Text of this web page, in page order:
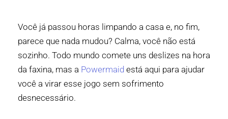
Você já passou horas limpando a casa e, no fim,
parece que nada mudou? Calma, você não está
sozinho. Todo mundo comete uns deslizes na hora
da faxina, mas a Powermaid está aqui para ajudar
você a virar esse jogo sem sofrimento
desnecessário.